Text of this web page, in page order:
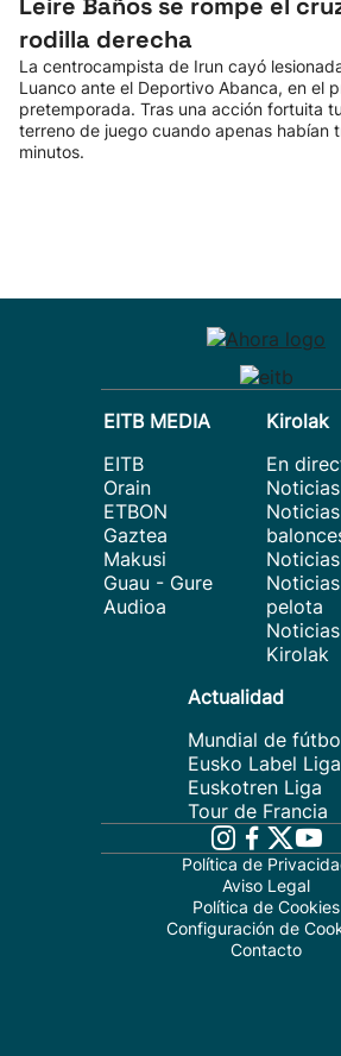
rodilla derecha
La centrocampista de Irun cayó
Luanco ante el Deportivo Abanca, en el
pretemporada. Tras una acción fortuita
terreno de juego cuando apenas habían
minutos.
EITB MEDIA
EITB
Orain
ETBON
Gaztea
Makusi
Guau - Gure
Audioa
Kirolak
En
pelota
Kirolak
Actualidad
Mundial de
Eusko Label Liga
Euskotren Liga
Tour de Francia
Política de
Aviso Legal
Política de Cookies
Configuración de
Contacto